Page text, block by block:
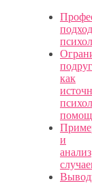
подход
как
и
анализ